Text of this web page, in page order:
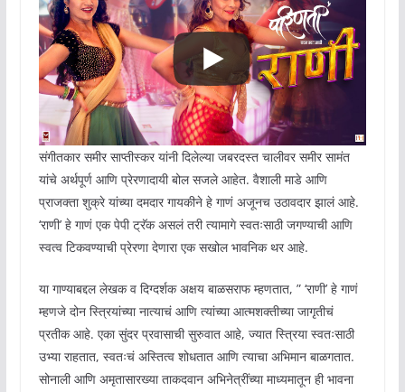
संगीतकार समीर साप्तीस्कर यांनी दिलेल्या जबरदस्त चालीवर समीर सामंत
यांचे अर्थपूर्ण आणि प्रेरणादायी बोल सजले आहेत. वैशाली माडे आणि
प्राजक्ता शुक्रे यांच्या दमदार गायकीने हे गाणं अजूनच उठावदार झालं आहे.
‘राणी’ हे गाणं एक पेपी ट्रॅक असलं तरी त्यामागे स्वतःसाठी जगण्याची आणि
स्वत्व टिकवण्याची प्रेरणा देणारा एक सखोल भावनिक थर आहे.
या गाण्याबद्दल लेखक व दिग्दर्शक अक्षय बाळसराफ म्हणतात, ” ‘राणी’ हे गाणं
म्हणजे दोन स्त्रियांच्या नात्याचं आणि त्यांच्या आत्मशक्तीच्या जागृतीचं
प्रतीक आहे. एका सुंदर प्रवासाची सुरुवात आहे, ज्यात स्त्रिया स्वतःसाठी
उभ्या राहतात, स्वतःचं अस्तित्व शोधतात आणि त्याचा अभिमान बाळगतात.
सोनाली आणि अमृतासारख्या ताकदवान अभिनेत्रींच्या माध्यमातून ही भावना